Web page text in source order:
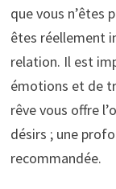
que vous n’êtes
êtes réellement
relation. Il est
émotions et de
rêve vous offre
désirs ; une
recommandée.